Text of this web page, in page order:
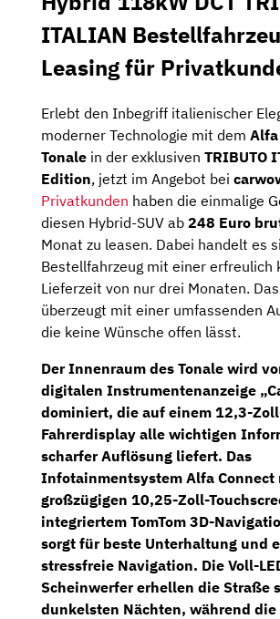
ITALIAN
Leasing für
Erlebt den Inbegriff italienischer
moderner Technologie mit dem Alfa
Tonale in der exklusiven TRIBUTO
Edition, jetzt im Angebot bei
Privatkunden haben die einmalige
diesen Hybrid-SUV ab 248 Euro
Monat zu leasen. Dabei handelt es
Bestellfahrzeug mit einer erfreulich
Lieferzeit von nur drei Monaten.
überzeugt mit einer umfassenden
die keine Wünsche offen lässt.
Der Innenraum des Tonale wird
digitalen Instrumentenanzeige
dominiert, die auf einem 12,3-
Fahrerdisplay alle wichtigen
scharfer Auflösung liefert. Das
Infotainmentsystem Alfa Connect
großzügigen 10,25-Zoll-
integriertem TomTom 3D-
sorgt für beste Unterhaltung und
stressfreie Navigation. Die Voll-
Scheinwerfererhellen die Straße
dunkelsten Nächten, während